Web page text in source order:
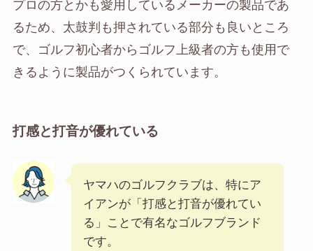
プロの方とかも愛用しているメーカーの製品であ
るため、太鼓判も押されている部分も良いところ
で、ゴルフ初心者からゴルフ上級者の方も使用で
きるように製品がつくられています。
打感と打音が優れている
ヤマハのゴルフクラブは、特にア
イアンが「打感と打音が優れてい
る」ことで有名なゴルフブランド
です。